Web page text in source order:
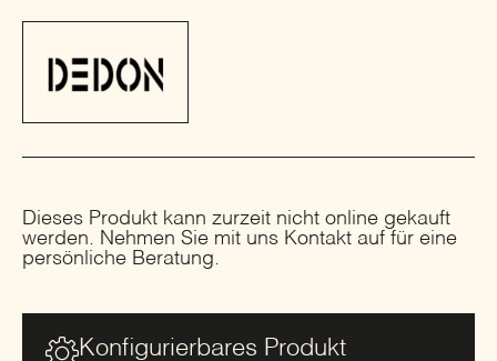
Dieses Produkt kann zurzeit nicht online gekauft
werden. Nehmen Sie mit uns Kontakt auf für eine
persönliche Beratung.
Konfigurierbares Produkt